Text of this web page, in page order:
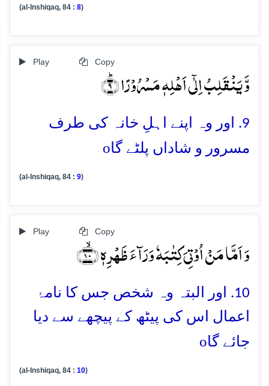
(al-Inshiqaq, 84 : 8)
Play Copy
وَّ یَنۡقَلِبُ اِلٰۤی اَہۡلِہٖ مَسۡرُوۡرًا ؕ﴿۹﴾
9. اور وہ اپنے اہلِ خانہ کی طرف
مسرور و شاداں پلٹے گاo
(al-Inshiqaq, 84 : 9)
Play Copy
وَ اَمَّا مَنۡ اُوۡتِیَ کِتٰبَہٗ وَرَآءَ ظَہۡرِہٖ ﴿ۙ۱۰﴾
10. اور البتہ وہ شخص جس کا نامۂ
اعمال اس کی پیٹھ کے پیچھے سے دیا
جائے گاo
(al-Inshiqaq, 84 : 10)